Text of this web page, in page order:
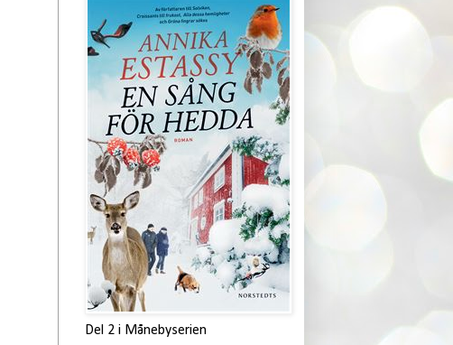
Del 2 i Månebyserien